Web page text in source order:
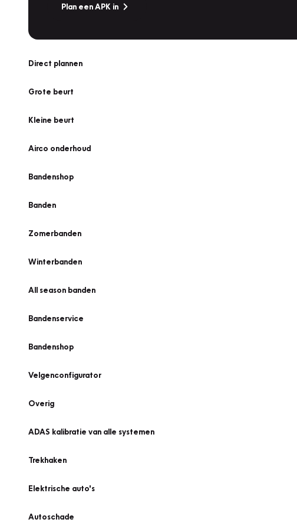
Plan een APK in
Direct plannen
Grote beurt
Kleine beurt
Airco onderhoud
Bandenshop
Banden
Zomerbanden
Winterbanden
All season banden
Bandenservice
Bandenshop
Velgenconfigurator
Overig
ADAS kalibratie van alle systemen
Trekhaken
Elektrische auto's
Autoschade